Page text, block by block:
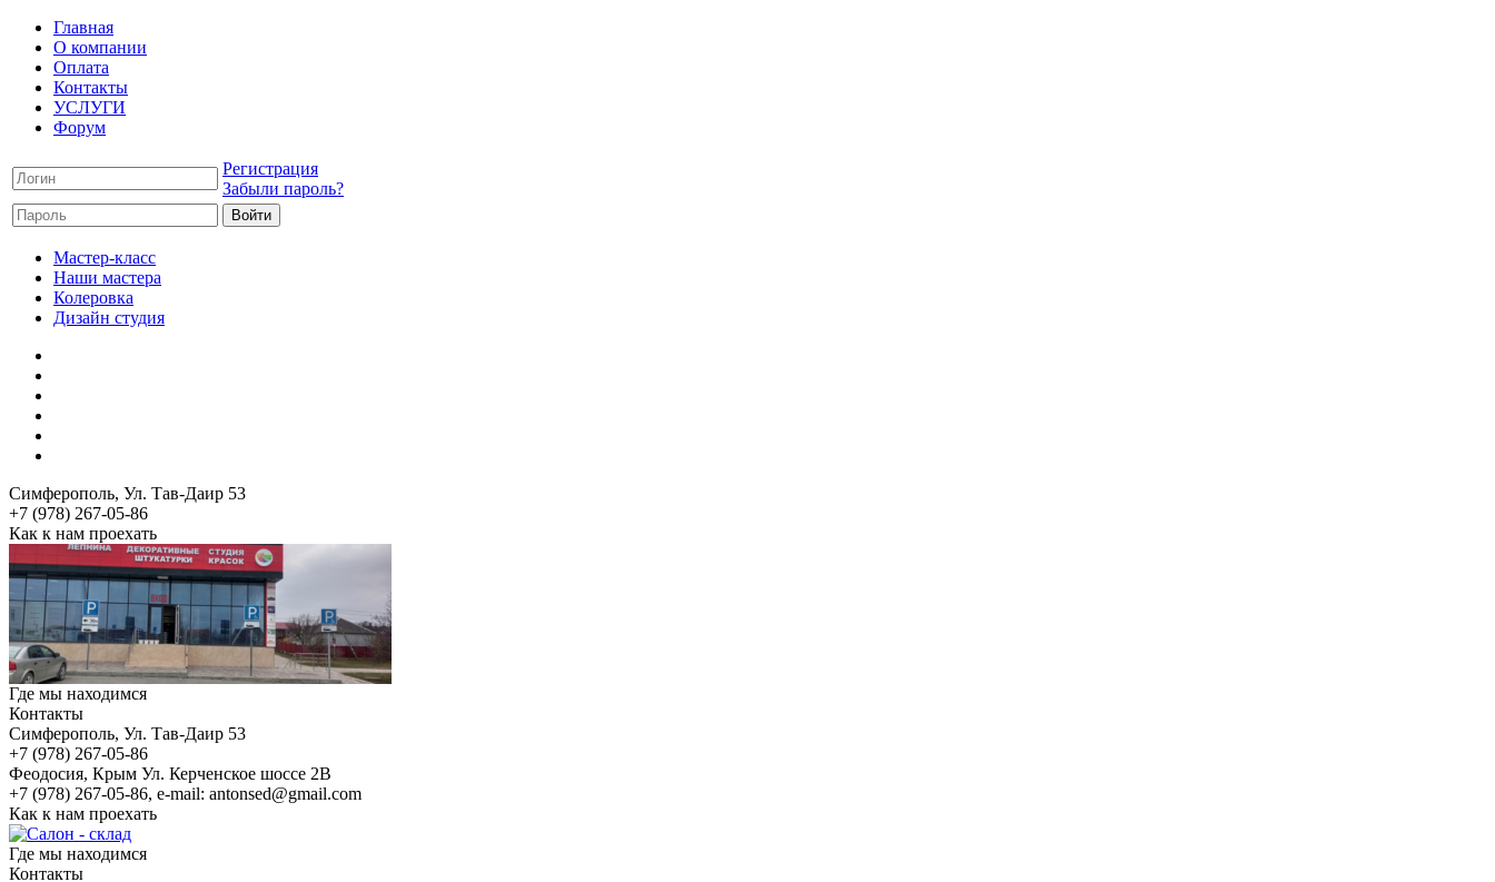
Главная
О компании
Оплата
Контакты
УСЛУГИ
Форум
Регистрация
Забыли пароль?
Мастер-класс
Наши мастера
Колеровка
Дизайн студия
Симферополь, Ул. Тав-Даир 53
+7 (978) 267-05-86
Как к нам проехать
Где мы находимся
Контакты
Симферополь, Ул. Тав-Даир 53
+7 (978) 267-05-86
Феодосия, Крым Ул. Керченское шоссе 2В
+7 (978) 267-05-86, e-mail: antonsed@gmail.com
Как к нам проехать
Где мы находимся
Контакты